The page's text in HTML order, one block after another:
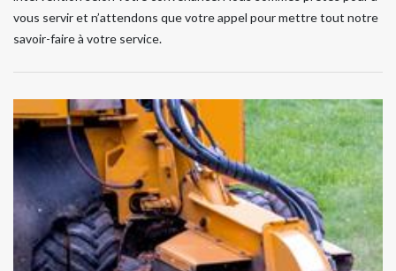
vous servir et n’attendons que votre appel pour mettre tout notre
savoir-faire à votre service.